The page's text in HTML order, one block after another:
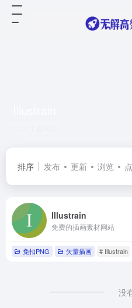
排序 发布 更新 浏览
Illustrain
免费的插画素材网站
免扣PNG 矢量插画 # Illustrain
没